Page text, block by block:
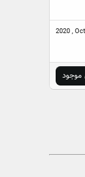
2020 ,
موجود